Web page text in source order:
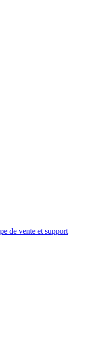
de vente et support